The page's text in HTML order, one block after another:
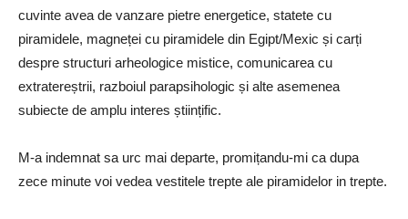
cuvinte avea de vanzare pietre energetice, statete cu
piramidele, magneței cu piramidele din Egipt/Mexic și carți
despre structuri arheologice mistice, comunicarea cu
extratereștrii, razboiul parapsihologic și alte asemenea
subiecte de amplu interes științific.
M-a indemnat sa urc mai departe, promițandu-mi ca dupa
zece minute voi vedea vestitele trepte ale piramidelor in trepte.